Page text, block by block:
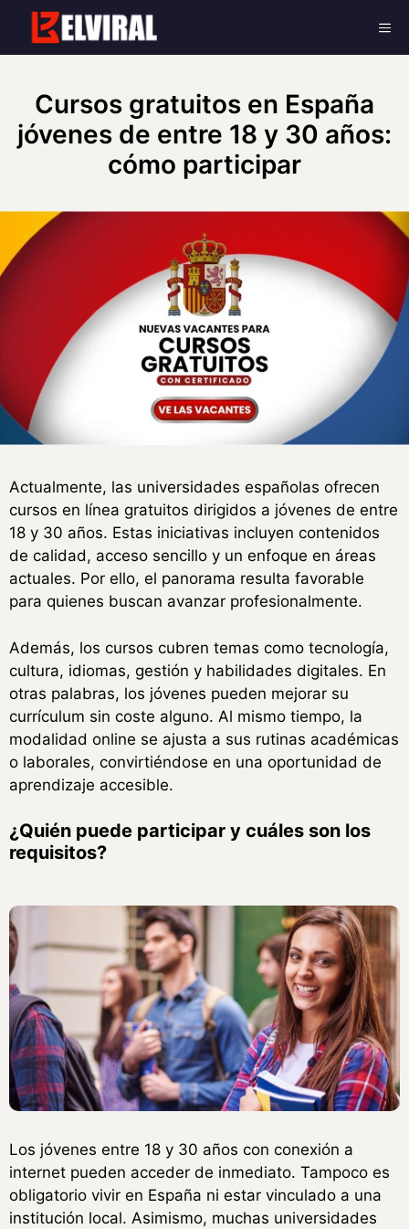
content
Cursos gratuitos en España
jóvenes de entre 18 y 30 años:
cómo participar
Actualmente, las universidades españolas ofrecen
cursos en línea gratuitos dirigidos a jóvenes de entre
18 y 30 años. Estas iniciativas incluyen contenidos
de calidad, acceso sencillo y un enfoque en áreas
actuales. Por ello, el panorama resulta favorable
para quienes buscan avanzar profesionalmente.
Además, los cursos cubren temas como tecnología,
cultura, idiomas, gestión y habilidades digitales. En
otras palabras, los jóvenes pueden mejorar su
currículum sin coste alguno. Al mismo tiempo, la
modalidad online se ajusta a sus rutinas académicas
o laborales, convirtiéndose en una oportunidad de
aprendizaje accesible.
¿Quién puede participar y cuáles son los
requisitos?
Los jóvenes entre 18 y 30 años con conexión a
internet pueden acceder de inmediato. Tampoco es
obligatorio vivir en España ni estar vinculado a una
institución local. Asimismo, muchas universidades